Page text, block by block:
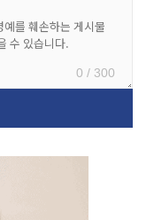
0 / 300